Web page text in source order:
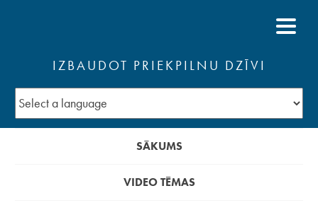
IZBAUDOT PRIEKPILNU DZĪVI
SĀKUMS
VIDEO TĒMAS